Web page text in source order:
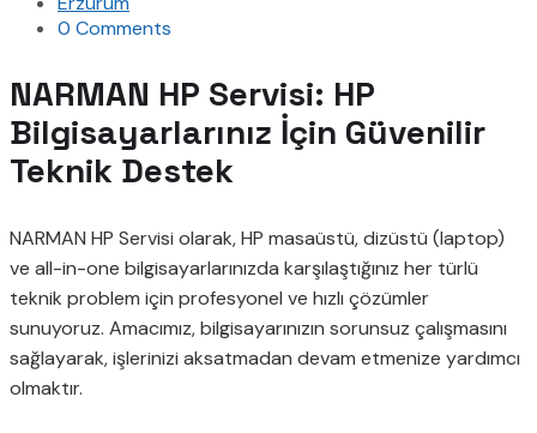
0 Comments
NARMAN HP Servisi: HP
Bilgisayarlarınız İçin Güvenilir
Teknik Destek
NARMAN HP Servisi olarak, HP masaüstü, dizüstü (laptop)
ve all-in-one bilgisayarlarınızda karşılaştığınız her türlü
teknik problem için profesyonel ve hızlı çözümler
sunuyoruz. Amacımız, bilgisayarınızın sorunsuz çalışmasını
sağlayarak, işlerinizi aksatmadan devam etmenize yardımcı
olmaktır.